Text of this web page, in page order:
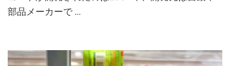
部品メーカーで …